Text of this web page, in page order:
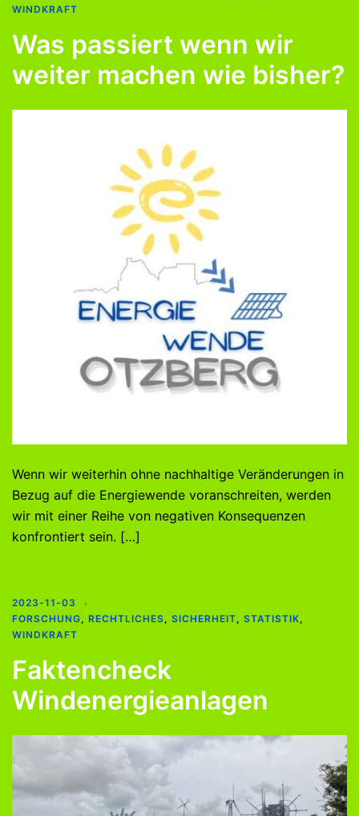
WINDKRAFT
Was passiert wenn wir
weiter machen wie bisher?
Wenn wir weiterhin ohne nachhaltige Veränderungen in
Bezug auf die Energiewende voranschreiten, werden
wir mit einer Reihe von negativen Konsequenzen
konfrontiert sein. […]
2023-11-03
FORSCHUNG, RECHTLICHES, SICHERHEIT, STATISTIK,
WINDKRAFT
Faktencheck
Windenergieanlagen